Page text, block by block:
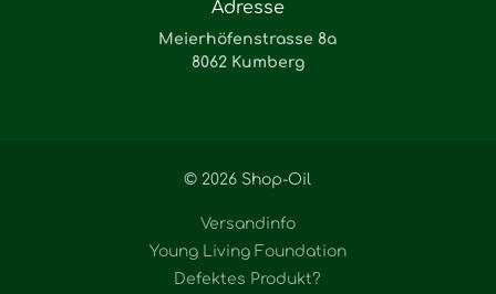
Adresse
Meierhöfenstrasse 8a
8062 Kumberg
© 2026 Shop-Oil
Versandinfo
Young Living Foundation
Defektes Produkt?